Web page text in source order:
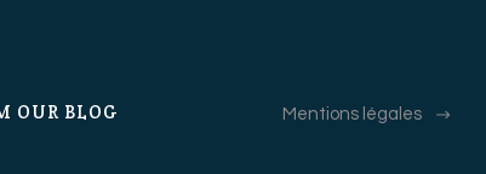
OUR BLOG Mentions légales